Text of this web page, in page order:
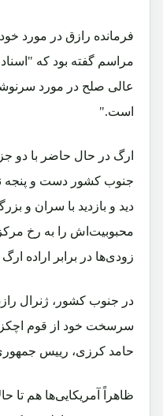
فرمانده رازق در مورد
مراسم گفته بود که
عالی صلح در مورد
است."
ارگ در حال حاضر با دو
جنوب کشور دست و پنجه
دید و بازدید با سران و
محبوبیت‌اش را به رخ
زودی‌ها در برابر اراده
در جنوب کشور، ژنرال
سرسخت خود از قوم
حامد کرزی، رییس
ظاهراً آمریکایی‌ها هم تا